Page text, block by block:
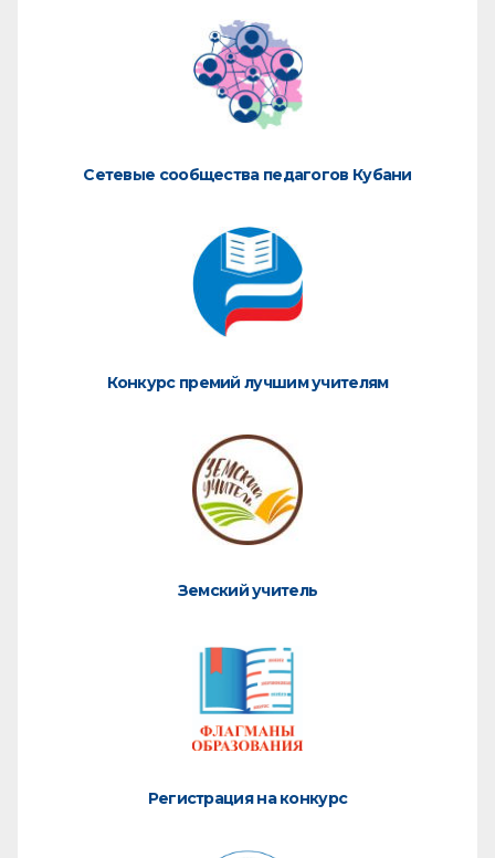
Сетевые сообщества педагогов Кубани
Конкурс премий лучшим учителям
Земский учитель
Регистрация на конкурс